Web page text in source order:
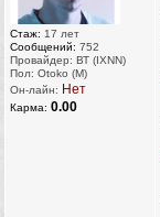
Стаж: 17 лет
Сообщений: 752
Провайдер: ВТ (IXNN)
Пол: Otoko (M)
Он-лайн: Нет
Карма: 0.00